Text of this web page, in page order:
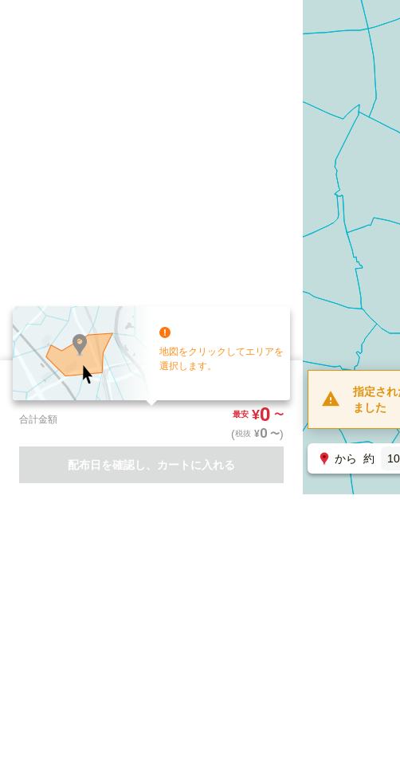
地図をクリックしてエリアを
選択します。
配布部数
お手元送付
合計金額 最安 ¥0 〜
(税抜 ¥0 〜)
配布日を確認し、カートに入れる
指定され
ました
から 約